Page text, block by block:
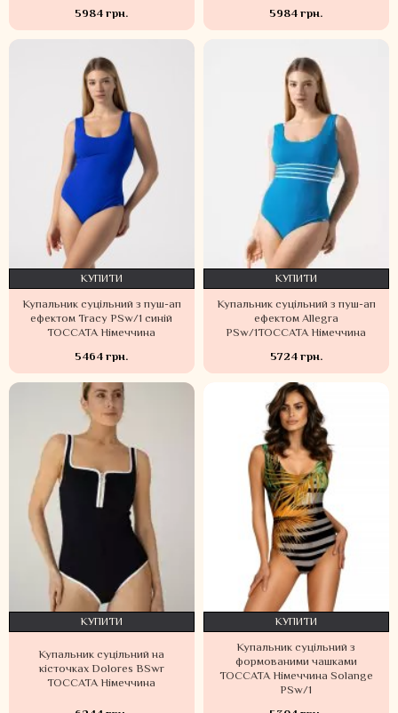
5984 грн.
5984 грн.
Купальник суцільний з пуш-ап
ефектом Tracy PSw/1 синій
TOCCATA Німеччина
5464 грн.
КУПИТИ
Купальник суцільний з пуш-ап
ефектом Allegra
PSw/1TOCCATA Німеччина
5724 грн.
КУПИТИ
Купальник суцільний на
кісточках Dolores BSwr
TOCCATA Німеччина
КУПИТИ
Купальник суцільний з
формованими чашками
TOCCATA Німеччина Solange
PSw/1
КУПИТИ